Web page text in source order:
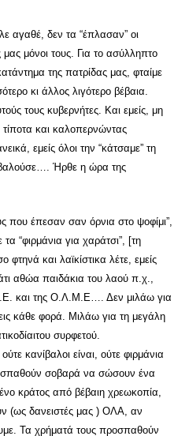
αγαθέ, δεν τα “έπλασαν” οι
μας μόνοι τους. Για το ασύλληπτο
της πατρίδας μας, φταίμε
κι άλλος λιγότερο βέβαια.
τους κυβερνήτες. Και εμείς, μη
και καλοπερνώντας
εμείς όλοι την “κάτσαμε” τη
Ήρθε η ώρα της
που έπεσαν σαν όρνια στο ψοφίμι”,
τα “φιρμάνια για χαράτσι”, [τη
και λαϊκίστικα λέτε, εμείς
αθώα παιδάκια του λαού π.χ.,
και της Ο.Λ.Μ.Ε…. Δεν μιλάω για
κάθε φορά. Μιλάω για τη μεγάλη
συρφετού.
κανίβαλοι είναι, ούτε φιρμάνια
σοβαρά να σώσουν ένα
κράτος από βέβαιη χρεωκοπία,
(ως δανειστές μας ) ΟΛΑ, αν
Τα χρήματά τους προσπαθούν